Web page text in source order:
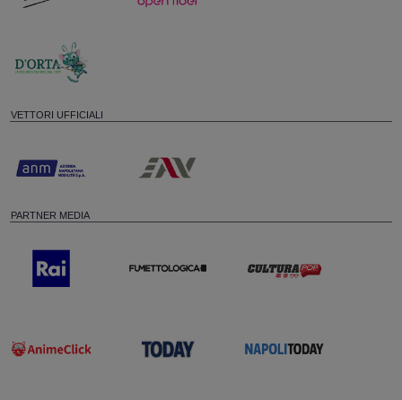
VETTORI UFFICIALI
PARTNER MEDIA